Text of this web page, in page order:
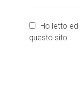
Ho letto
questo sito